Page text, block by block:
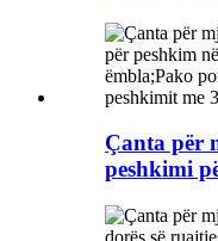
Çanta për
peshkimi